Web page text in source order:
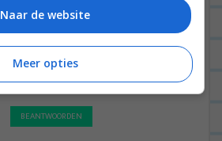
haha ja ik vond 't gewoon
een beetje onthandig ofzo?
Je kunt er niet echt op
kauwen… Of wel?
BEANTWOORDEN
Naar de website
Meer opties